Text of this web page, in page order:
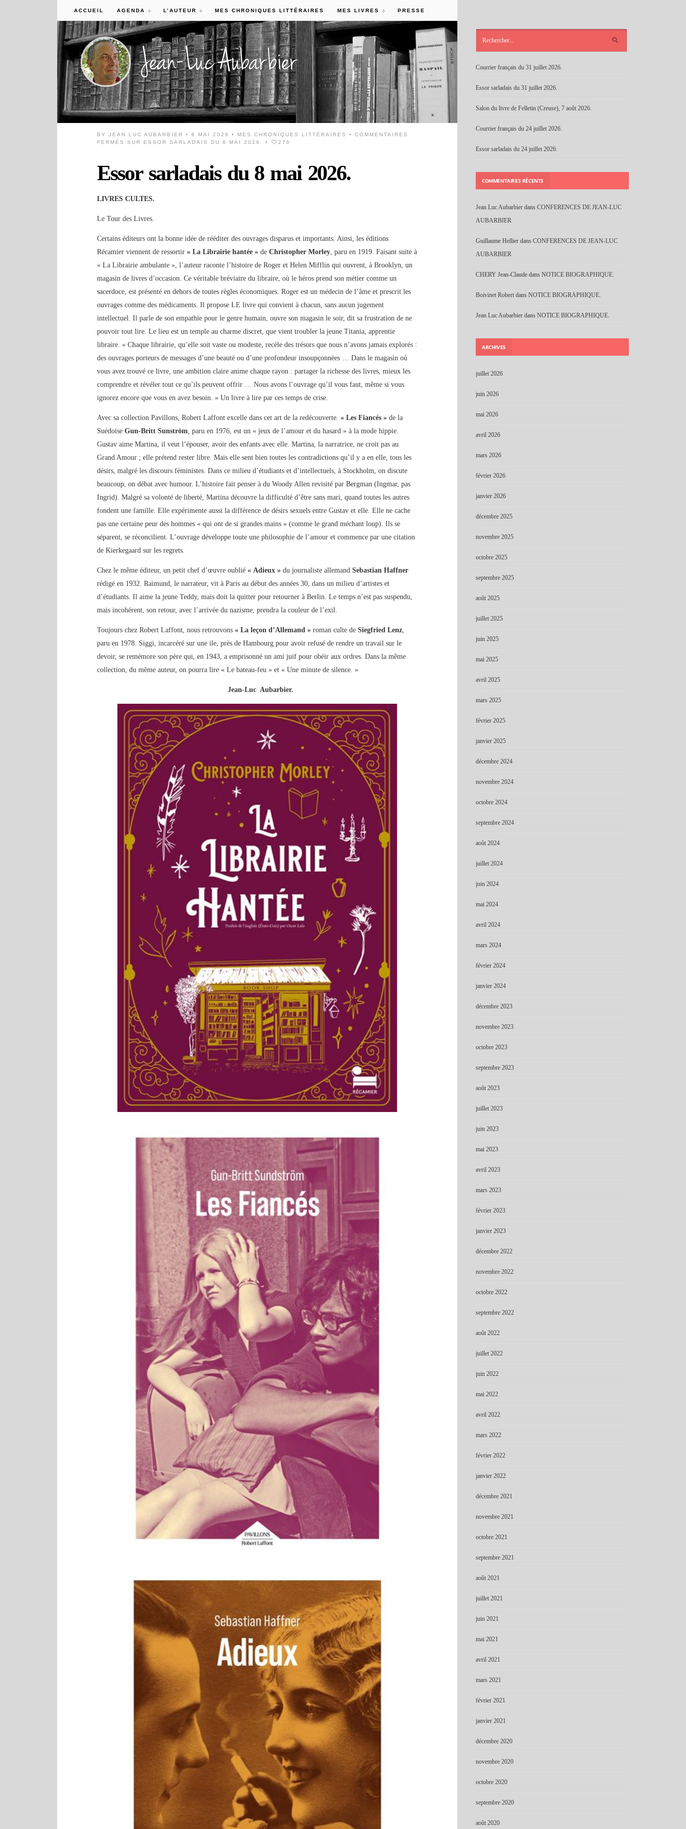
ACCUEIL AGENDA L’AUTEUR MES CHRONIQUES LITTÉRAIRES MES LIVRES PRESSE
BYJEAN LUC AUBARBIER • 8 MAI 2026 • MES CHRONIQUES LITTÉRAIRES •COMMENTAIRES
FERMÉS
SUR ESSOR SARLADAIS DU 8 MAI 2026. • 276
Essor sarladais du 8 mai 2026.
LIVRES CULTES.
Le Tour des Livres.
Certains éditeurs ont la bonne idée de rééditer des ouvrages disparus et importants. Ainsi, les éditions
Récamier viennent de ressortir« La Librairie hantée »deChristopher Morley, paru en 1919. Faisant suite à
« La Librairie ambulante », l’auteur raconte l’histoire de Roger et Helen Mifflin qui ouvrent, à Brooklyn, un
magasin de livres d’occasion. Ce véritable bréviaire du libraire, où le héros prend son métier comme un
sacerdoce, est présenté en dehors de toutes règles économiques. Roger est un médecin de l’âme et prescrit les
ouvrages comme des médicaments. Il propose LE livre qui convient à chacun, sans aucun jugement
intellectuel. Il parle de son empathie pour le genre humain, ouvre son magasin le soir, dit sa frustration de ne
pouvoir tout lire. Le lieu est un temple au charme discret, que vient troubler la jeune Titania, apprentie
libraire. « Chaque librairie, qu’elle soit vaste ou modeste, recèle des trésors que nous n’avons jamais explorés :
des ouvrages porteurs de messages d’une beauté ou d’une profondeur insoupçonnées … Dans le magasin où
vous avez trouvé ce livre, une ambition claire anime chaque rayon : partager la richesse des livres, mieux les
comprendre et révéler tout ce qu’ils peuvent offrir … Nous avons l’ouvrage qu’il vous faut, même si vous
ignorez encore que vous en avez besoin. » Un livre à lire par ces temps de crise.
Avec sa collection Pavillons, Robert Laffont excelle dans cet art de la redécouverte.« Les Fiancés »de la
SuédoiseGun-Britt Sunström, paru en 1976, est un « jeux de l’amour et du hasard » à la mode hippie.
Gustav aime Martina, il veut l’épouser, avoir des enfants avec elle. Martina, la narratrice, ne croit pas au
Grand Amour ; elle prétend rester libre. Mais elle sent bien toutes les contradictions qu’il y a en elle, tous les
désirs, malgré les discours féministes. Dans ce milieu d’étudiants et d’intellectuels, à Stockholm, on discute
beaucoup, on débat avec humour. L’histoire fait penser à du Woody Allen revisité par Bergman (Ingmar, pas
Ingrid). Malgré sa volonté de liberté, Martina découvre la difficulté d’être sans mari, quand toutes les autres
fondent une famille. Elle expérimente aussi la différence de désirs sexuels entre Gustav et elle. Elle ne cache
pas une certaine peur des hommes « qui ont de si grandes mains » (comme le grand méchant loup). Ils se
séparent, se réconcilient. L’ouvrage développe toute une philosophie de l’amour et commence par une citation
de Kierkegaard sur les regrets.
Chez le même éditeur, un petit chef d’œuvre oublié« Adieux » du journaliste allemandSebastian Haffner
rédigé en 1932. Raimund, le narrateur, vit à Paris au début des années 30, dans un milieu d’artistes et
d’étudiants. Il aime la jeune Teddy, mais doit la quitter pour retourner à Berlin. Le temps n’est pas suspendu,
mais incohérent, son retour, avec l’arrivée du nazisme, prendra la couleur de l’exil.
Toujours chez Robert Laffont, nous retrouvons« La leçon d’Allemand »roman culte deSiegfried Lenz,
paru en 1978. Siggi, incarcéré sur une ile, près de Hambourg pour avoir refusé de rendre un travail sur le
devoir, se remémore son père qui, en 1943, a emprisonné un ami juif pour obéir aux ordres. Dans la même
collection, du même auteur, on pourra lire « Le bateau-feu » et « Une minute de silence. »
Jean-Luc Aubarbier.
Courrier français du 31 juillet 2026.
Essor sarladais du 31 juillet 2026.
Salon du livre de Felletin (Creuse), 7 août 2026.
Courrier français du 24 juillet 2026.
Essor sarladais du 24 juillet 2026.
COMMENTAIRES RÉCENTS
Jean Luc Aubarbier dans CONFERENCES DE JEAN-LUC
AUBARBIER
Guillaume Hellier dans CONFERENCES DE JEAN-LUC
AUBARBIER
CHERY Jean-Claude dans NOTICE BIOGRAPHIQUE.
Boivinet Robert dans NOTICE BIOGRAPHIQUE.
Jean Luc Aubarbier dans NOTICE BIOGRAPHIQUE.
ARCHIVES
juillet 2026
juin 2026
mai 2026
avril 2026
mars 2026
février 2026
janvier 2026
décembre 2025
novembre 2025
octobre 2025
septembre 2025
août 2025
juillet 2025
juin 2025
mai 2025
avril 2025
mars 2025
février 2025
janvier 2025
décembre 2024
novembre 2024
octobre 2024
septembre 2024
août 2024
juillet 2024
juin 2024
mai 2024
avril 2024
mars 2024
février 2024
janvier 2024
décembre 2023
novembre 2023
octobre 2023
septembre 2023
août 2023
juillet 2023
juin 2023
mai 2023
avril 2023
mars 2023
février 2023
janvier 2023
décembre 2022
novembre 2022
octobre 2022
septembre 2022
août 2022
juillet 2022
juin 2022
mai 2022
avril 2022
mars 2022
février 2022
janvier 2022
décembre 2021
novembre 2021
octobre 2021
septembre 2021
août 2021
juillet 2021
juin 2021
mai 2021
avril 2021
mars 2021
février 2021
janvier 2021
décembre 2020
novembre 2020
octobre 2020
septembre 2020
août 2020